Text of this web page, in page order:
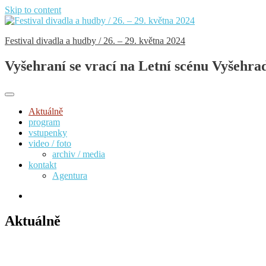
Skip to content
Festival divadla a hudby / 26. – 29. května 2024
Vyšehraní se vrací na Letní scénu
Aktuálně
program
vstupenky
video / foto
archiv / media
kontakt
Agentura
Aktuálně